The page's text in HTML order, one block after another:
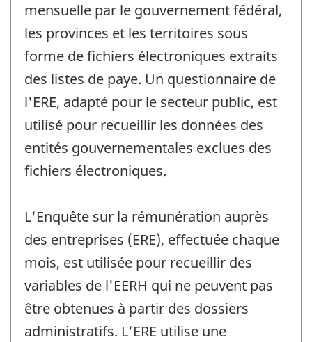
mensuelle par le gouvernement fédéral,
les provinces et les territoires sous
forme de fichiers électroniques extraits
des listes de paye. Un questionnaire de
l'ERE, adapté pour le secteur public, est
utilisé pour recueillir les données des
entités gouvernementales exclues des
fichiers électroniques.
L'Enquête sur la rémunération auprès
des entreprises (ERE), effectuée chaque
mois, est utilisée pour recueillir des
variables de l'EERH qui ne peuvent pas
être obtenues à partir des dossiers
administratifs. L'ERE utilise une